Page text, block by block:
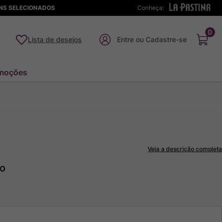
Conheça:
SELECIONADOS
Lista de desejos
0
Veja a descrição completa